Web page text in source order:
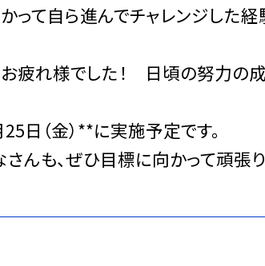
って自ら進んでチャレンジした
疲れ様でした！ 日頃の努力の
日（金）**に実施予定です。
んも、ぜひ目標に向かって頑張り